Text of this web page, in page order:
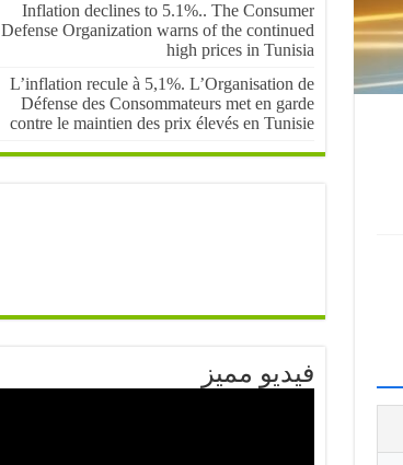
Inflation declines to 5.1%.. The Consumer
Defense Organization warns of the continued
high prices in Tunisia
L’inflation recule à 5,1%. L’Organisation de
Défense des Consommateurs met en garde
contre le maintien des prix élevés en Tunisie
فيديو مميز